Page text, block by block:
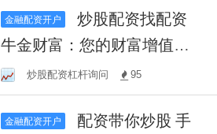
金融配资开户
炒股配资找配资
牛金财富：您的财富增值伙
伴，助您实现财务自由！
炒股配资杠杆询问 95
金融配资开户